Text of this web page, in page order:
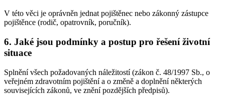
V této věci je oprávněn jednat pojištěnec nebo zákonný zástupce
pojištěnce (rodič, opatrovník, poručník).
6. Jaké jsou podmínky a postup pro řešení životní
situace
Splnění všech požadovaných náležitostí (zákon č. 48/1997 Sb., o
veřejném zdravotním pojištění a o změně a doplnění některých
souvisejících zákonů, ve znění pozdějších předpisů).